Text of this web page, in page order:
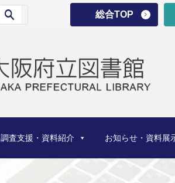
調査支援・資料紹介 お知らせ・資料展
総合TOP